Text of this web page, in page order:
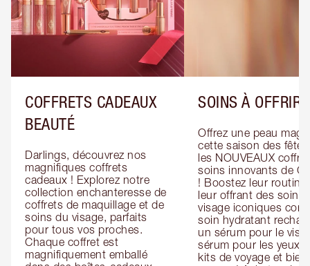
COFFRETS CADEAUX
BEAUTÉ
Darlings, découvrez nos
magnifiques coffrets
cadeaux ! Explorez notre
collection enchanteresse de
coffrets de maquillage et de
soins du visage, parfaits
pour tous vos proches.
Chaque coffret est
magnifiquement emballé
SOINS À OFFRIR
Offrez une peau
cette saison des fêtes
les NOUVEAUX
soins innovants de
! Boostez leur routine
leur offrant des soins
visage iconiques
soin hydratant
un sérum pour le
sérum pour les yeux,
kits de voyage et